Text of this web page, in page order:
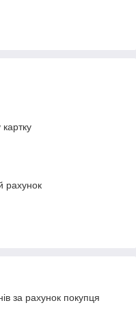
рахунок
за рахунок покупця